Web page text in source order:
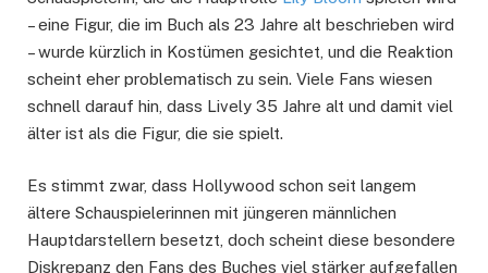
– eine Figur, die im Buch als 23 Jahre alt beschrieben wird
– wurde kürzlich in Kostümen gesichtet, und die Reaktion
scheint eher problematisch zu sein. Viele Fans wiesen
schnell darauf hin, dass Lively 35 Jahre alt und damit viel
älter ist als die Figur, die sie spielt.
Es stimmt zwar, dass Hollywood schon seit langem
ältere Schauspielerinnen mit jüngeren männlichen
Hauptdarstellern besetzt, doch scheint diese besondere
Diskrepanz den Fans des Buches viel stärker aufgefallen